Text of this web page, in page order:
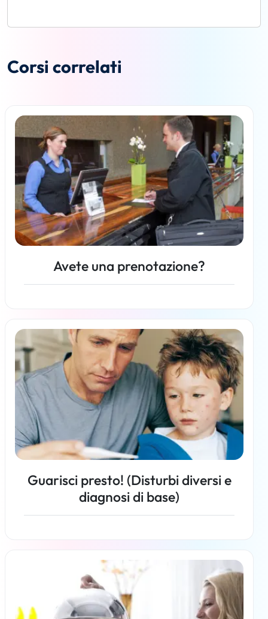
Corsi correlati
Avete una prenotazione?
Per saperne di più
Guarisci presto! (Disturbi diversi e
diagnosi di base)
Per saperne di più